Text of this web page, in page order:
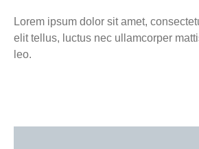
Lorem ipsum dolor sit amet,
elit tellus, luctus nec ullamcorper
leo.